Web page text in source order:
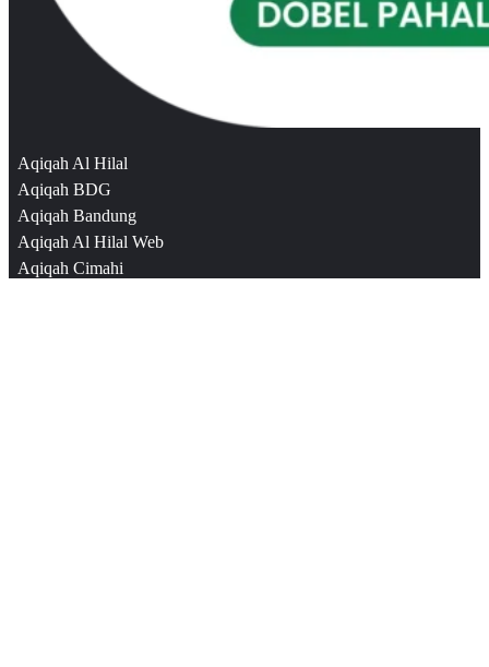
Aqiqah Al Hilal
Aqiqah BDG
Aqiqah Bandung
Aqiqah Al Hilal Web
Aqiqah Cimahi